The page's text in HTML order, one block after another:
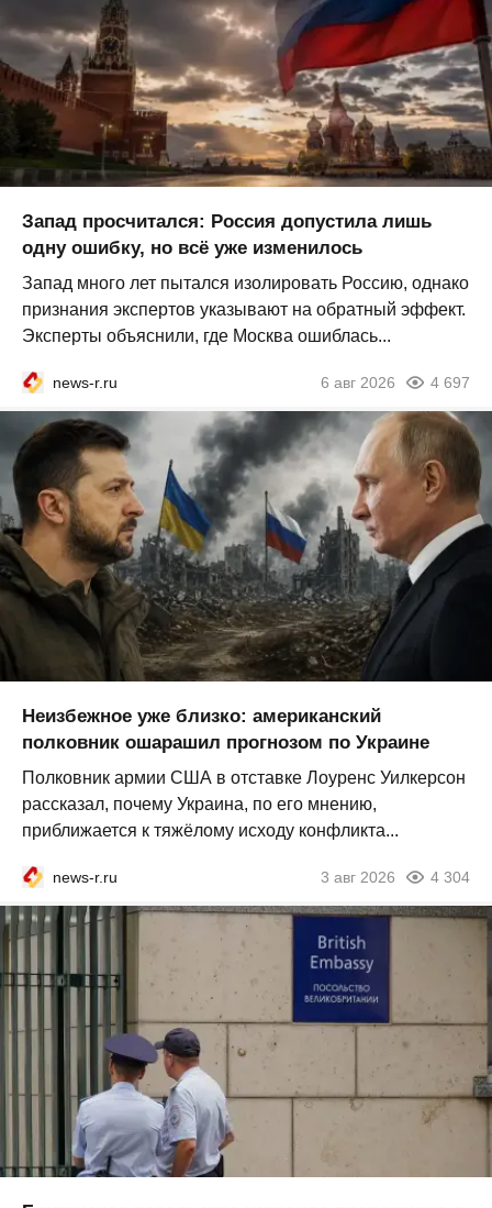
Запад просчитался: Россия допустила лишь
одну ошибку, но всё уже изменилось
Запад много лет пытался изолировать Россию, однако
признания экспертов указывают на обратный эффект.
Эксперты объяснили, где Москва ошиблась...
news-r.ru 6 авг 2026 4 697
Неизбежное уже близко: американский
полковник ошарашил прогнозом по Украине
Полковник армии США в отставке Лоуренс Уилкерсон
рассказал, почему Украина, по его мнению,
приближается к тяжёлому исходу конфликта...
news-r.ru 3 авг 2026 4 304